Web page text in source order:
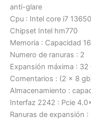
anti-glare
Cpu : Intel core i7
Chipset Intel hm770
Memoria : Capacidad
Numero de ranuras : 2
Expansión máxima : 32
Comentarios : (2 x 8
Almacenamiento :
Interfaz 2242 : Pcie
Ranuras de expansión